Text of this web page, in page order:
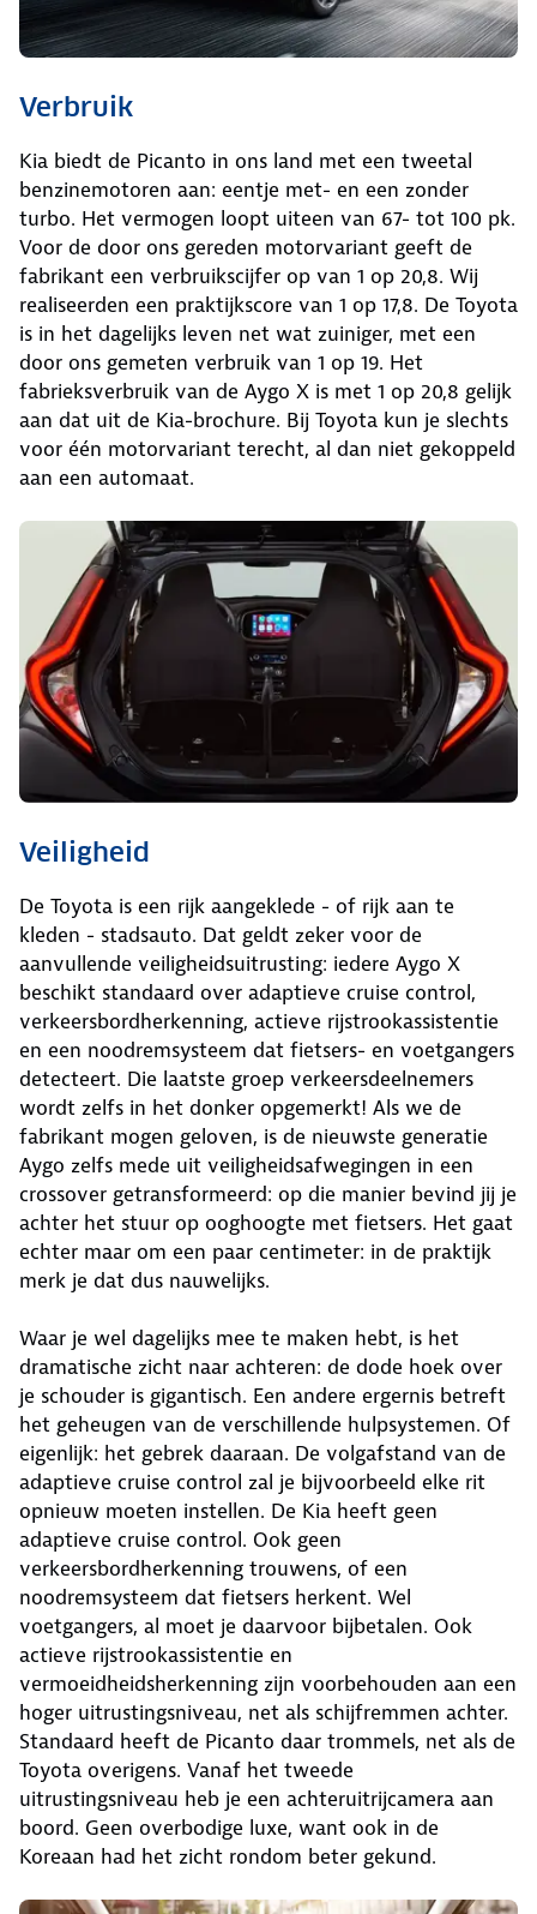
Verbruik
Kia biedt de Picanto in ons land met een tweetal
benzinemotoren aan: eentje met- en een zonder
turbo. Het vermogen loopt uiteen van 67- tot 100 pk.
Voor de door ons gereden motorvariant geeft de
fabrikant een verbruikscijfer op van 1 op 20,8. Wij
realiseerden een praktijkscore van 1 op 17,8. De Toyota
is in het dagelijks leven net wat zuiniger, met een
door ons gemeten verbruik van 1 op 19. Het
fabrieksverbruik van de Aygo X is met 1 op 20,8 gelijk
aan dat uit de Kia-brochure. Bij Toyota kun je slechts
voor één motorvariant terecht, al dan niet gekoppeld
aan een automaat.
Veiligheid
De Toyota is een rijk aangeklede - of rijk aan te
kleden - stadsauto. Dat geldt zeker voor de
aanvullende veiligheidsuitrusting: iedere Aygo X
beschikt standaard over adaptieve cruise control,
verkeersbordherkenning, actieve rijstrookassistentie
en een noodremsysteem dat fietsers- en voetgangers
detecteert. Die laatste groep verkeersdeelnemers
wordt zelfs in het donker opgemerkt! Als we de
fabrikant mogen geloven, is de nieuwste generatie
Aygo zelfs mede uit veiligheidsafwegingen in een
crossover getransformeerd: op die manier bevind jij je
achter het stuur op ooghoogte met fietsers. Het gaat
echter maar om een paar centimeter: in de praktijk
merk je dat dus nauwelijks.
Waar je wel dagelijks mee te maken hebt, is het
dramatische zicht naar achteren: de dode hoek over
je schouder is gigantisch. Een andere ergernis betreft
het geheugen van de verschillende hulpsystemen. Of
eigenlijk: het gebrek daaraan. De volgafstand van de
adaptieve cruise control zal je bijvoorbeeld elke rit
opnieuw moeten instellen. De Kia heeft geen
adaptieve cruise control. Ook geen
verkeersbordherkenning trouwens, of een
noodremsysteem dat fietsers herkent. Wel
voetgangers, al moet je daarvoor bijbetalen. Ook
actieve rijstrookassistentie en
vermoeidheidsherkenning zijn voorbehouden aan een
hoger uitrustingsniveau, net als schijfremmen achter.
Standaard heeft de Picanto daar trommels, net als de
Toyota overigens. Vanaf het tweede
uitrustingsniveau heb je een achteruitrijcamera aan
boord. Geen overbodige luxe, want ook in de
Koreaan had het zicht rondom beter gekund.